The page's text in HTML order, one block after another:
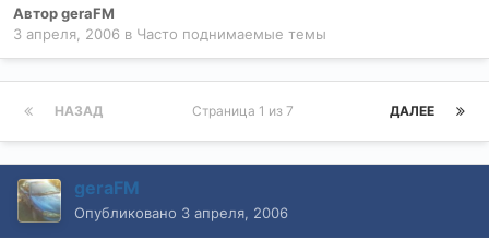
АвторgeraFM
3 апреля, 2006 в Часто поднимаемые темы
НАЗАД ДАЛЕЕ
Страница 1 из 7
geraFM
Опубликовано 3 апреля, 2006